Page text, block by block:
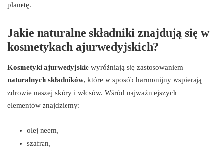
planetę.
Jakie naturalne składniki znajdują się w
kosmetykach ajurwedyjskich?
Kosmetyki ajurwedyjskie wyróżniają się zastosowaniem
naturalnych składników, które w sposób harmonijny wspierają
zdrowie naszej skóry i włosów. Wśród najważniejszych
elementów znajdziemy:
olej neem,
szafran,